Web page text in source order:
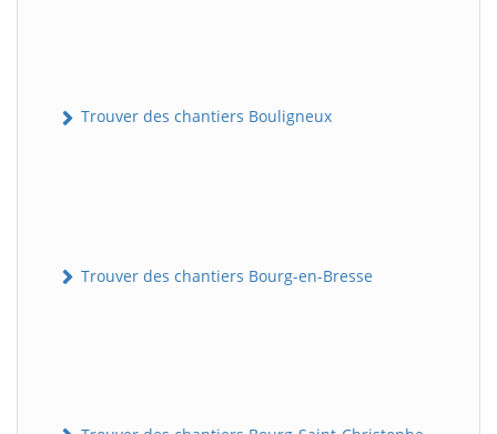
Trouver des chantiers Bouligneux
Trouver des chantiers Bourg-en-Bresse